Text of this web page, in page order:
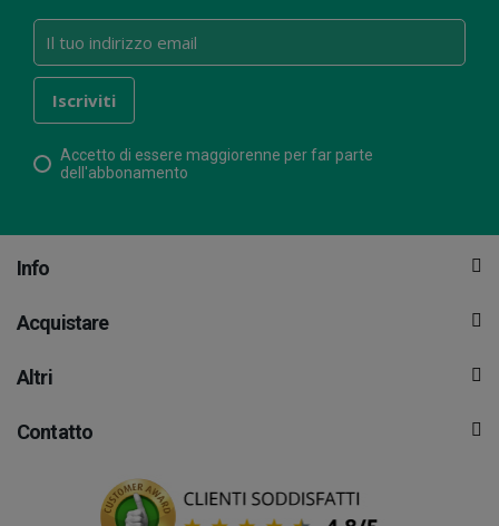
Accetto di essere maggiorenne per far parte
dell'abbonamento
Info
Acquistare
Altri
Contatto